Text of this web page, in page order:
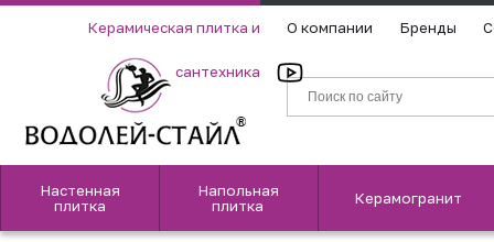
Керамическая плитка и
сантехника
О компании Бренды
Настенная
плитка
Напольная
плитка
Керамогранит